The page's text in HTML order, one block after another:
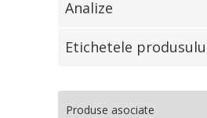
Analize
Etichetele
Produse asociate